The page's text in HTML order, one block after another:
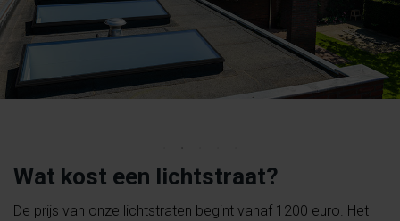
Wat kost een lichtstraat?
De prijs van onze lichtstraten begint vanaf 1200 euro. Het